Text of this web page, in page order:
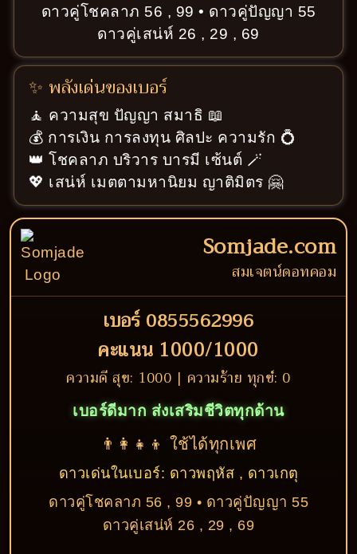
ดาวคู่โชคลาภ 56 , 99 • ดาวคู่ปัญญา 55
ดาวคู่เสน่ห์ 26 , 29 , 69
✨ พลังเด่นของเบอร์
🧘 ความสุข ปัญญา สมาธิ 📖
💰 การเงิน การลงทุน ศิลปะ ความรัก 💍
👑 โชคลาภ บริวาร บารมี เซ้นต์ 🪄
💖 เสน่ห์ เมตตามหานิยม ญาติมิตร 🤗
Somjade.com
สมเจตน์ดอทคอม
เบอร์ 0855562996
คะแนน 1000/1000
ความดี สุข: 1000 | ความร้าย ทุกข์: 0
เบอร์ดีมาก ส่งเสริมชีวิตทุกด้าน
👨‍👩‍👧‍👦 ใช้ได้ทุกเพศ
ดาวเด่นในเบอร์: ดาวพฤหัส , ดาวเกตุ
ดาวคู่โชคลาภ 56 , 99 • ดาวคู่ปัญญา 55
ดาวคู่เสน่ห์ 26 , 29 , 69